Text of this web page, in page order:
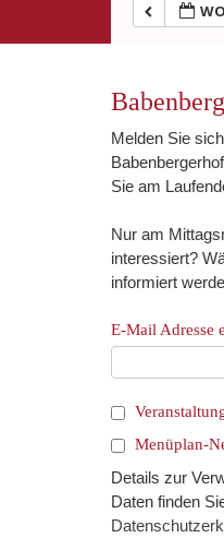
Melden Sie
Sie am
Nur am
interessiert?
informiert
E-Mail Adresse
Menüplan-
Details zur
Daten finden